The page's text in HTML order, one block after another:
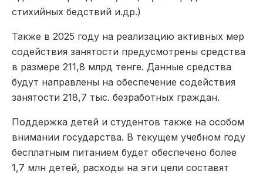
стихийных бедствий и.др.)
Также в 2025 году на реализацию активных мер
содействия занятости предусмотрены средства
в размере 211,8 млрд тенге. Данные средства
будут направлены на обеспечение содействия
занятости 218,7 тыс. безработных граждан.
Поддержка детей и студентов также на особом
внимании государства. В текущем учебном году
бесплатным питанием будет обеспечено более
1,7 млн детей, расходы на эти цели составят